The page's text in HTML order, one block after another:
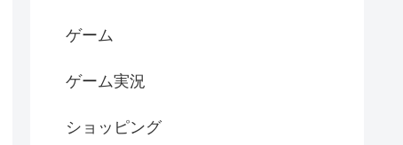
ゲーム
ゲーム実況
ショッピング